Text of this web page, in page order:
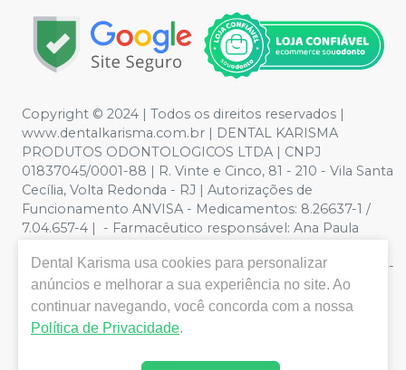
Copyright © 2024 | Todos os direitos reservados |
www.dentalkarisma.com.br | DENTAL KARISMA
PRODUTOS ODONTOLOGICOS LTDA | CNPJ
01837045/0001-88 | R. Vinte e Cinco, 81 - 210 - Vila Santa
Cecília, Volta Redonda - RJ | Autorizações de
Funcionamento ANVISA - Medicamentos: 8.26637-1 /
7.04.657-4 | - Farmacêutico responsável: Ana Paula
Privacidade e Segurança - Fotos meramente ilustrativas -
Os preços e condições da loja virtual estão sujeitos a
alterações. Em caso de divergência de preços no site, o
valor válido é o do Carrinho de Compra. Não vendemos
atender compras de grandes volumes pelo site.
Dental Karisma usa cookies para personalizar
anúncios e melhorar a sua experiência no site. Ao
continuar navegando, você concorda com a nossa
Política de Privacidade.